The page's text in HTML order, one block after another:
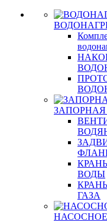
ЗАПОРНАЯ
ВОДЫ
ГАЗА